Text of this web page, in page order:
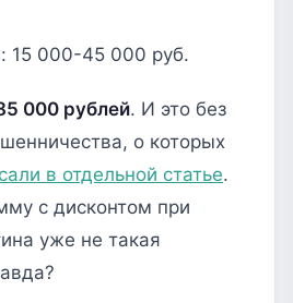
15 000-45 000 руб.
000 рублей. И это без
о которых
в отдельной статье.
с дисконтом при
уже не такая